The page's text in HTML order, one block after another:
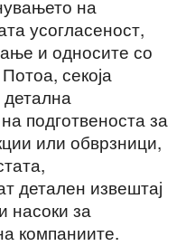
на
усогласеност,
и односите со
секоја
подготвеноста за
или обврзници,
детален извештај
насоки за
компаниите.